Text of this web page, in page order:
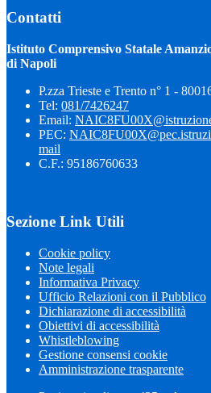
Contatti
Istituto Comprensivo Statale
di Napoli
P.zza Trieste e Trento n° 1 -
Tel: 081/7426247
Email:
PEC:
mail
C.F.: 95186760633
Sezione Link Utili
Cookie policy
Note legali
Informativa Privacy
Ufficio Relazioni con il Pubblico
Dichiarazione di accessibilità
Obiettivi di accessibilità
Whistleblowing
Gestione consensi cookie
Amministrazione trasparente